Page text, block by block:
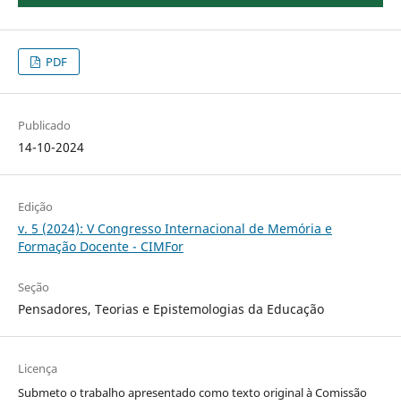
PDF
Publicado
14-10-2024
Edição
v. 5 (2024): V Congresso Internacional de Memória e
Formação Docente - CIMFor
Seção
Pensadores, Teorias e Epistemologias da Educação
Licença
Submeto o trabalho apresentado como texto original à Comissão